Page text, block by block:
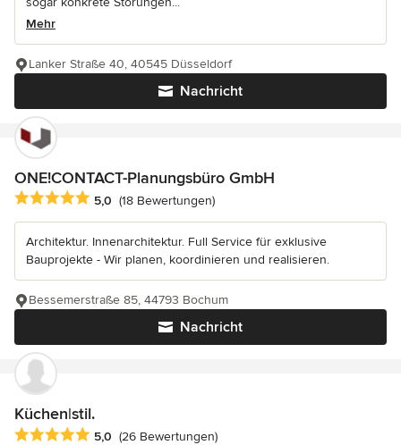
Mehr
Nachricht
Lanker Straße 40, 40545 Düsseldorf
ONE!CONTACT-Planungsbüro GmbH
Durchschnittliche Bewertung: 5 von 5 Sternen
5,0 (18 Bewertungen)
Architektur. Innenarchitektur. Full Service für exklusive
Bauprojekte - Wir planen, koordinieren und realisieren.
Nachricht
Bessemerstraße 85, 44793 Bochum
Küchen|stil.
Durchschnittliche Bewertung: 5 von 5 Sternen
5,0 (26 Bewertungen)